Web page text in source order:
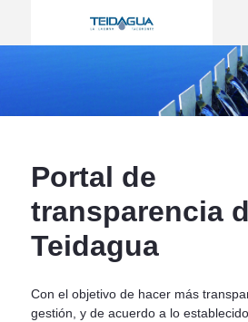
Inicio - Teidagua
Portal de
transparencia
Teidagua
Con el objetivo de hacer más
gestión, y de acuerdo a lo